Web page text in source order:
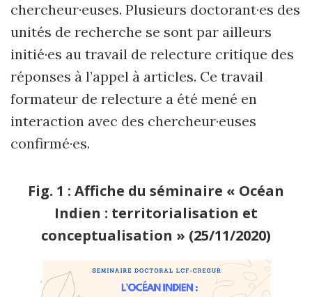
chercheur·euses. Plusieurs doctorant·es des
unités de recherche se sont par ailleurs
initié·es au travail de relecture critique des
réponses à l’appel à articles. Ce travail
formateur de relecture a été mené en
interaction avec des chercheur·euses
confirmé·es.
Fig. 1 : Affiche du séminaire « Océan
Indien : territorialisation et
conceptualisation » (25/11/2020)